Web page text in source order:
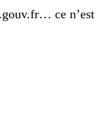
ce n’est